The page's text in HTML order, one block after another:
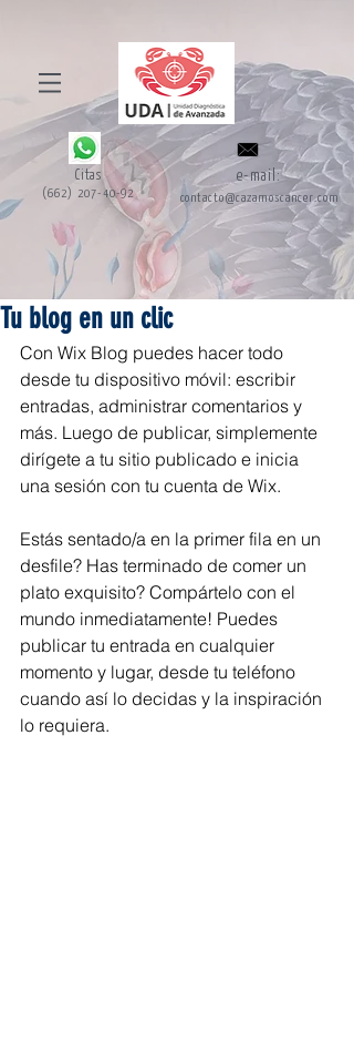
Citas
(662) 207-40-92
e-mail:
contacto@cazamoscancer.com
Tu blog en un clic
Con Wix Blog puedes hacer todo
desde tu dispositivo móvil: escribir
entradas, administrar comentarios y
más. Luego de publicar, simplemente
dirígete a tu sitio publicado e inicia
una sesión con tu cuenta de Wix.
Estás sentado/a en la primer fila en un
desfile? Has terminado de comer un
plato exquisito? Compártelo con el
mundo inmediatamente! Puedes
publicar tu entrada en cualquier
momento y lugar, desde tu teléfono
cuando así lo decidas y la inspiración
lo requiera.